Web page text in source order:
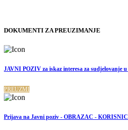
DOKUMENTI ZA PREUZIMANJE
JAVNI POZIV za iskaz interesa za sudjelovanje
PREUZMI
Prijava na Javni poziv - OBRAZAC -